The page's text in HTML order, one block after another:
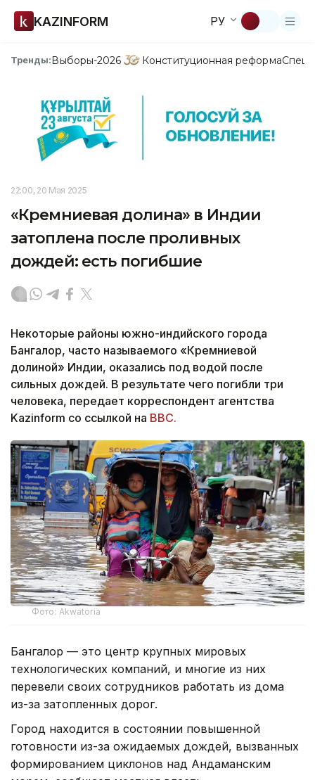
KAZINFORM РУ
Тренды:Выборы-2026 Конституционная реформа
22:00, 20 Мая 2025
«Кремниевая долина» в Индии
затоплена после проливных
дождей: есть погибшие
Некоторые районы южно-индийского города
Бангалор, часто называемого «Кремниевой
долиной» Индии, оказались под водой после
сильных дождей. В результате чего погибли три
человека, передает корреспондент агентства
Kazinform со ссылкой на BBC.
Фото: Аkwatoria
Бангалор — это центр крупных мировых
технологических компаний, и многие из них
перевели своих сотрудников работать из дома
из-за затопленных дорог.
Город находится в состоянии повышенной
готовности из-за ожидаемых дождей, вызванных
формированием циклонов над Андаманским